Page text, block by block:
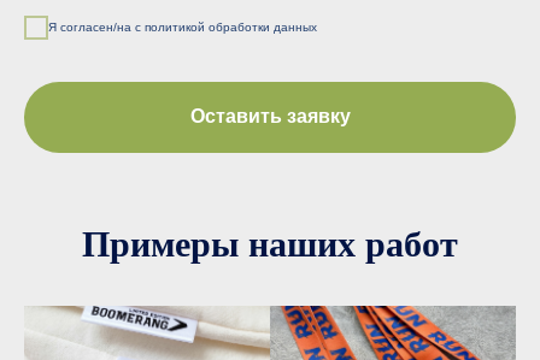
Я согласен/на с политикой обработки данных
Оставить заявку
Примеры наших работ